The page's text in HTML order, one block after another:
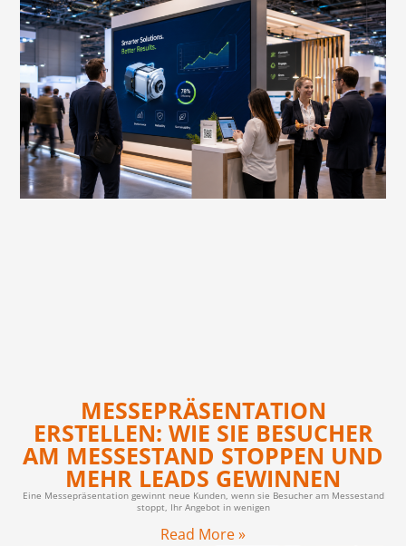
MESSEPRÄSENTATION
ERSTELLEN: WIE SIE BESUCHER
AM MESSESTAND STOPPEN UND
MEHR LEADS GEWINNEN
Eine Messepräsentation gewinnt neue Kunden, wenn sie Besucher am Messestand
stoppt, Ihr Angebot in wenigen
Read More »